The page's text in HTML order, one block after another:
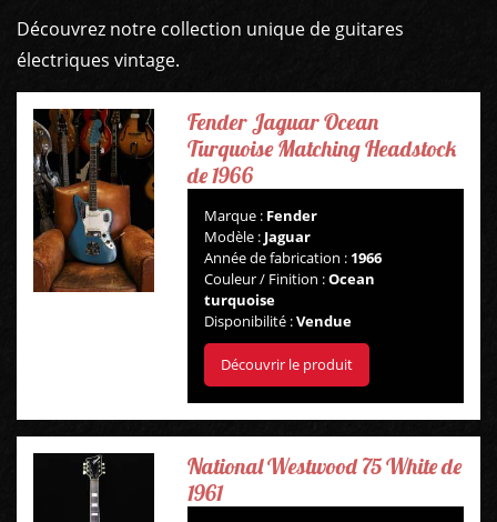
Découvrez notre collection unique de guitares
électriques vintage.
Fender Jaguar Ocean
Turquoise Matching Headstock
de 1966
Marque : Fender
Modèle : Jaguar
Année de fabrication : 1966
Couleur / Finition :Ocean
turquoise
Disponibilité :Vendue
Découvrir le produit
National Westwood 75 White de
1961